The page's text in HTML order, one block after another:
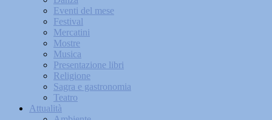
Eventi del mese
Festival
Mercatini
Mostre
Musica
Presentazione libri
Religione
Sagra e gastronomia
Teatro
Attualità